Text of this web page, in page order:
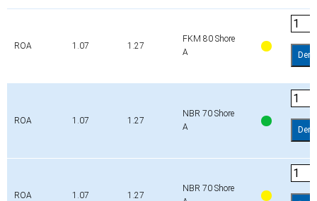
ROA 1.07 1.27
FKM 80 Shore
A
ROA 1.07 1.27
NBR 70 Shore
A
ROA 1.07 1.27
NBR 70 Shore